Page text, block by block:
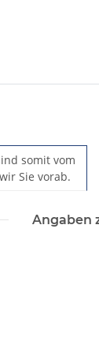
somit vom
Sie vorab.
Angaben